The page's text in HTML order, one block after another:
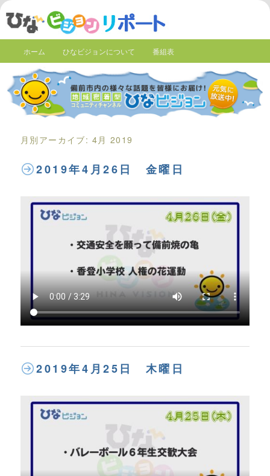
ホーム ひなビジョンについて 番組表
月別アーカイブ: 4月 2019
2019年4月26日 金曜日
2019年4月25日 木曜日